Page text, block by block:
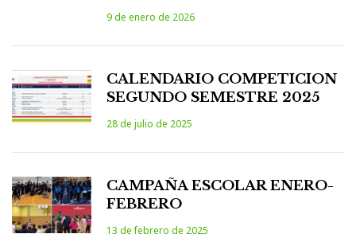
9 de enero de 2026
CALENDARIO COMPETICION
SEGUNDO SEMESTRE 2025
28 de julio de 2025
CAMPAÑA ESCOLAR ENERO-
FEBRERO
13 de febrero de 2025